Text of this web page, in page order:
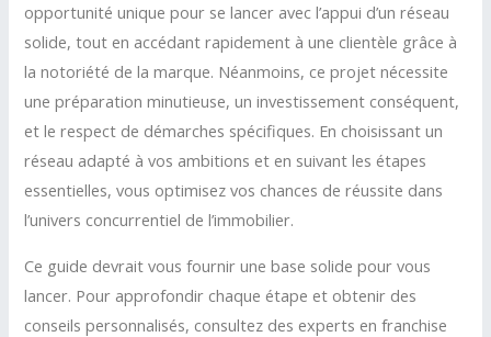
opportunité unique pour se lancer avec l’appui d’un réseau
solide, tout en accédant rapidement à une clientèle grâce à
la notoriété de la marque. Néanmoins, ce projet nécessite
une préparation minutieuse, un investissement conséquent,
et le respect de démarches spécifiques. En choisissant un
réseau adapté à vos ambitions et en suivant les étapes
essentielles, vous optimisez vos chances de réussite dans
l’univers concurrentiel de l’immobilier.
Ce guide devrait vous fournir une base solide pour vous
lancer. Pour approfondir chaque étape et obtenir des
conseils personnalisés, consultez des experts en franchise